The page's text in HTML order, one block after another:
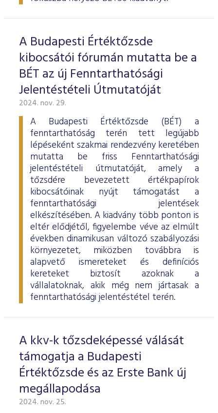
ESG Útmutató
A Budapesti Értéktőzsde
kibocsátói fórumán mutatta be a
BÉT az új Fenntarthatósági
Jelentéstételi Útmutatóját
2024. nov. 29.
A Budapesti Értéktőzsde (BÉT) a
fenntarthatóság terén tett legújabb
lépéseként szakmai rendezvény keretében
mutatta be friss Fenntarthatósági
jelentéstételi útmutatóját, amely a
tőzsdére bevezetett értékpapírok
kibocsátóinak nyújt támogatást a
fenntarthatósági jelentések
elkészítésében. A kiadvány több ponton is
eltér elődjétől, figyelembe véve az elmúlt
években dinamikusan változó szabályozási
környezetet, miközben továbbra is
alapvető ismereteket és definíciós
kereteket biztosít azoknak a
vállalatoknak, akik még nem jártasak a
fenntarthatósági jelentéstétel terén.
A kkv-k tőzsdeképessé válását
támogatja a Budapesti
Értéktőzsde és az Erste Bank új
megállapodása
2024. nov. 25.